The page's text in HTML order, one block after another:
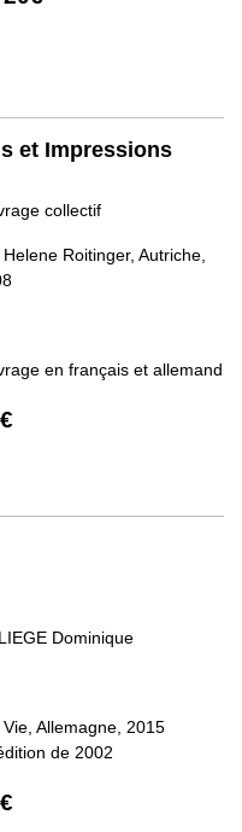
et Impressions
collectif
Helene Roitinger, Autriche,
en français et allemand
Dominique
Vie, Allemagne, 2015
de 2002